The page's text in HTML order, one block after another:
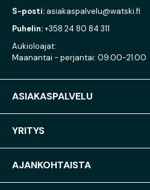
S-posti: asiakaspalvelu@watski.fi
Puhelin:+358 24 80 84 311
Aukioloajat:
Maanantai - perjantai: 09.00-21.00
ASIAKASPALVELU
YRITYS
AJANKOHTAISTA